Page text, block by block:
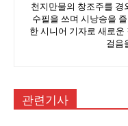
천지만물의 창조주를 경
수필을 쓰며 시낭송을
한 시니어 기자로 새로
걸음
관련기사